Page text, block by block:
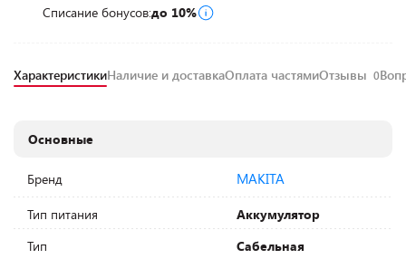
Списание бонусов:до 10%
ХарактеристикиНаличие и доставкаОплата частямиОтзывы 0
Основные
Бренд MAKITA
Тип питания
Аккумулятор
Тип
Сабельная